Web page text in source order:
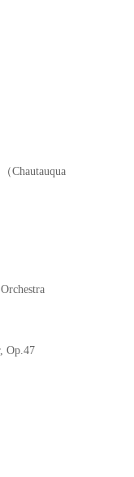
Chautauqua
Op.47